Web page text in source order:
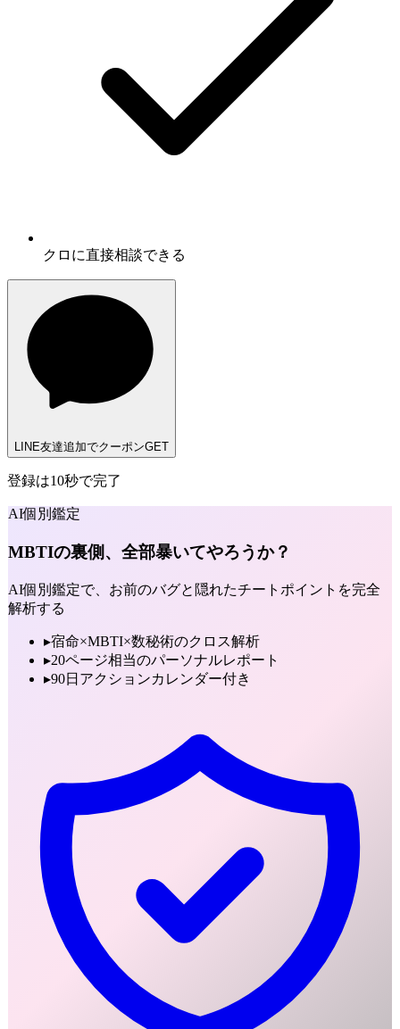
クロに直接相談できる
LINE友達追加でクーポンGET
登録は10秒で完了
AI個別鑑定
MBTIの裏側、全部暴いてやろうか？
AI個別鑑定で、お前のバグと隠れたチートポイントを完全
解析する
▸宿命×MBTI×数秘術のクロス解析
▸20ページ相当のパーソナルレポート
▸90日アクションカレンダー付き